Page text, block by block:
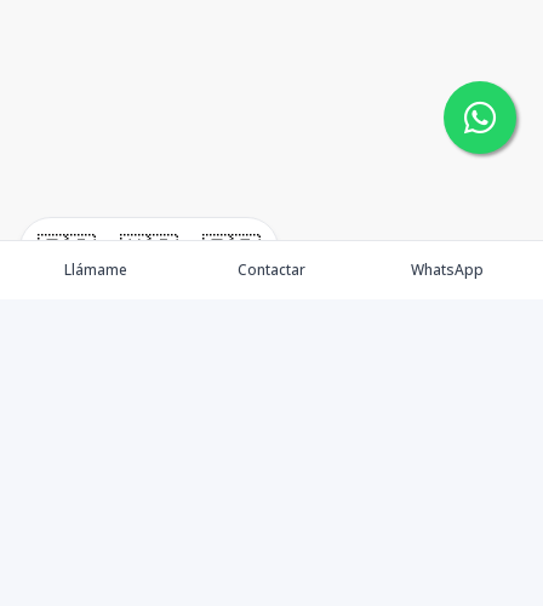
🇪🇸 🇺🇸 🇫🇷
Llámame Contactar WhatsApp